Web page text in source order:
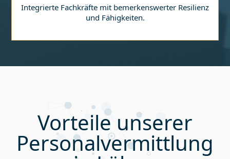
Integrierte Fachkräfte mit bemerkenswerter Resilienz
und Fähigkeiten.
Vorteile unserer
Personalvermittlung